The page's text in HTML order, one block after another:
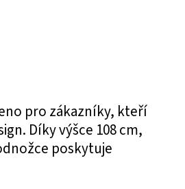
pro zákazníky, kteří
Díky výšce 108 cm,
poskytuje